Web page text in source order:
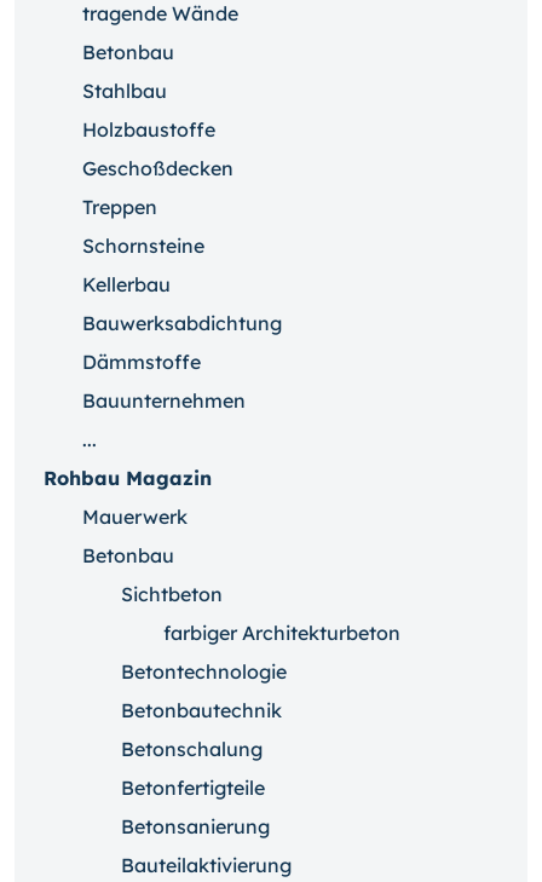
tragende Wände
Betonbau
Stahlbau
Holzbaustoffe
Geschoßdecken
Treppen
Schornsteine
Kellerbau
Bauwerksabdichtung
Dämmstoffe
Bauunternehmen
...
Rohbau Magazin
Mauerwerk
Betonbau
Sichtbeton
farbiger Architekturbeton
Betontechnologie
Betonbautechnik
Betonschalung
Betonfertigteile
Betonsanierung
Bauteilaktivierung